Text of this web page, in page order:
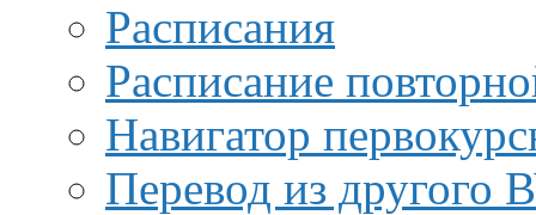
Расписания
Расписание
Навигатор
Перевод из другого